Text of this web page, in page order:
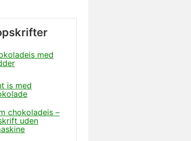
med
is med
chokoladeis –
uden